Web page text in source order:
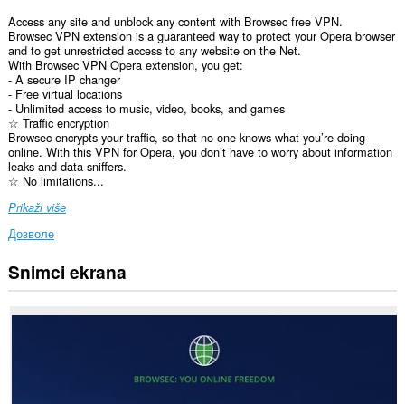
Access any site and unblock any content with Browsec free VPN.
Browsec VPN extension is a guaranteed way to protect your Opera browser
and to get unrestricted access to any website on the Net.
With Browsec VPN Opera extension, you get:
- A secure IP changer
- Free virtual locations
- Unlimited access to music, video, books, and games
☆ Traffic encryption
Browsec encrypts your traffic, so that no one knows what you’re doing
online. With this VPN for Opera, you don’t have to worry about information
leaks and data sniffers.
☆ No limitations...
Prikaži više
Дозволе
Ova
ekstenzija
pristupati
Snimci ekrana